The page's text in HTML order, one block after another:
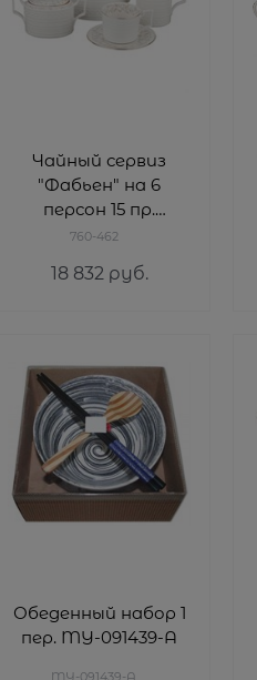
Чайный сервиз
"Фабьен" на 6
персон 15 пр.
1100/400/300/250 мл
760-462
18 832 руб.
Обеденный набор 1
пер. MY-091439-A
MY-091439-A